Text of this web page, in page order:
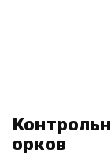
орков